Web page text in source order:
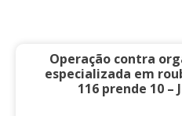
Operação contra
especializada em
116 prende 10